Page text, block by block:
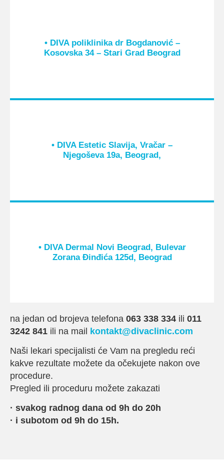
• DIVA poliklinika dr Bogdanović –
Kosovska 34 – Stari Grad Beograd
• DIVA Estetic Slavija, Vračar –
Njegoševa 19a, Beograd,
• DIVA Dermal Novi Beograd, Bulevar
Zorana Đinđića 125d, Beograd
na jedan od brojeva telefona 063 338 334 ili 011
3242 841 ili na mail kontakt@divaclinic.com
Naši lekari specijalisti će Vam na pregledu reći
kakve rezultate možete da očekujete nakon ove
procedure.
Pregled ili proceduru možete zakazati
· svakog radnog dana od 9h do 20h
· i subotom od 9h do 15h.